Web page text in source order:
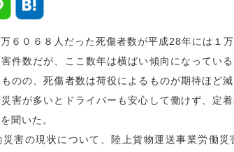
６０６８人だった死傷者数が平成28年には１
件数だが、ここ数年は横ばい傾向になってい
のの、死傷者数は荷役によるものが期待ほど
害が多いとドライバーも安心して働けず、定
聞いた。
害の現状について、陸上貨物運送事業労働災